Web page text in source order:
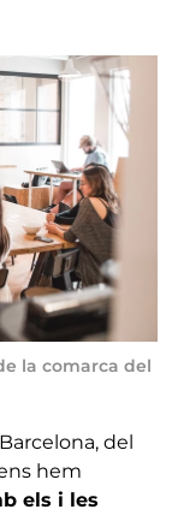
la comarca del
del
hem
els i les